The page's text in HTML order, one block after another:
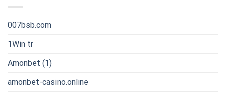
007bsb.com
1Win tr
Amonbet (1)
amonbet-casino.online